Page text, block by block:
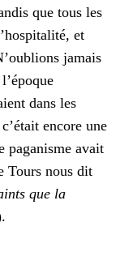
que tous les
et
jamais
dans les
encore une
paganisme avait
Tours nous dit
que la